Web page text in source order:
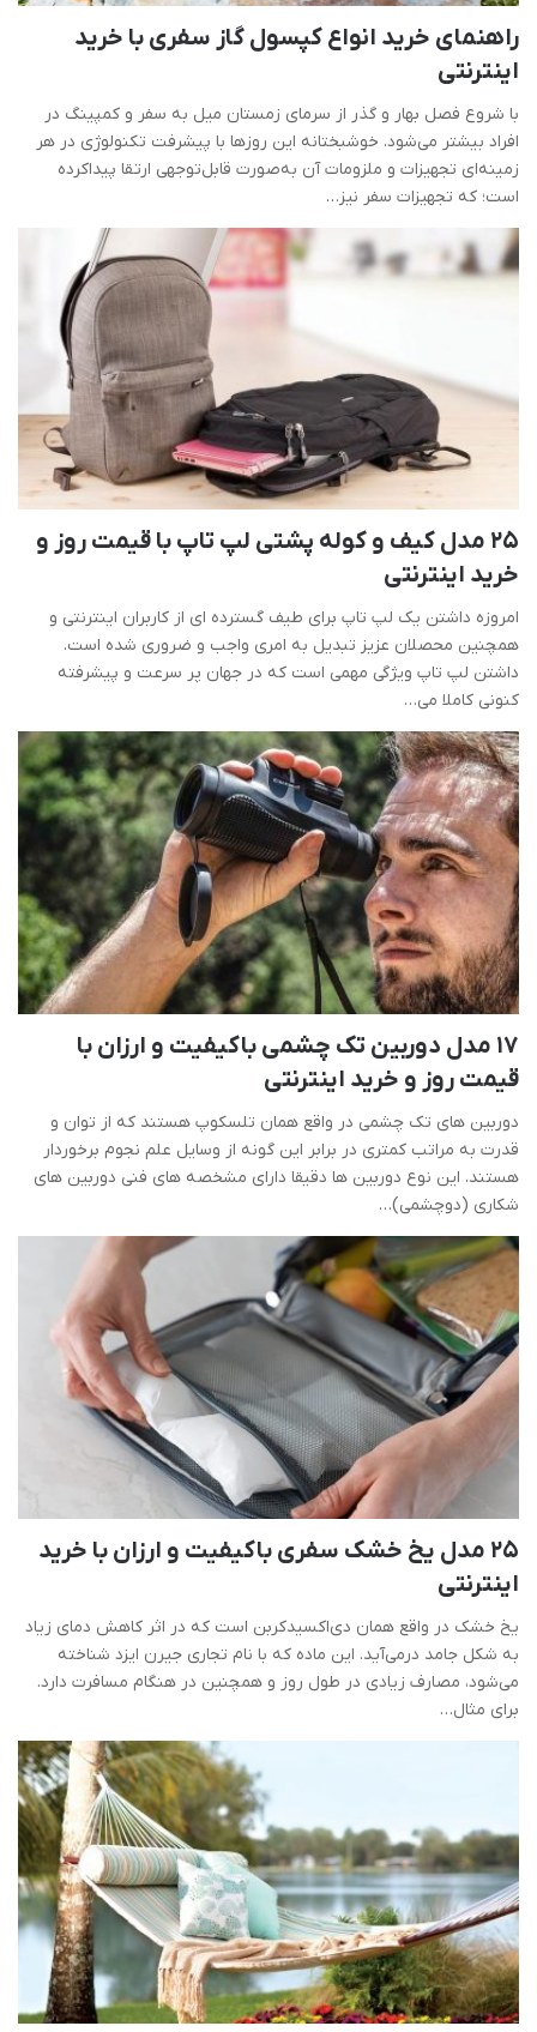
راهنمای خرید انواع کپسول گاز سفری با خرید
اینترنتی
با شروع فصل بهار و گذر از سرمای زمستان میل به سفر و کمپینگ در
افراد بیشتر می‌شود. خوشبختانه این روزها با پیشرفت تکنولوژی در هر
زمینه‌ای تجهیزات و ملزومات آن به‌صورت قابل‌توجهی ارتقا پیداکرده
است؛ که تجهیزات سفر نیز…
25 مدل کیف و کوله پشتی لپ تاپ با قیمت روز و
خرید اینترنتی
امروزه داشتن یک لپ تاپ برای طیف گسترده ای از کاربران اینترنتی و
همچنین محصلان عزیز تبدیل به امری واجب و ضروری شده است.
داشتن لپ تاپ ویژگی مهمی است که در جهان پر سرعت و پیشرفته
کنونی کاملا می…
17 مدل دوربین تک چشمی باکیفیت و ارزان با
قیمت روز و خرید اینترنتی
دوربین های تک چشمی در واقع همان تلسکوپ هستند که از توان و
قدرت به مراتب کمتری در برابر این گونه از وسایل علم نجوم برخوردار
هستند. این نوع دوربین ها دقیقا دارای مشخصه های فنی دوربین های
شکاری (دوچشمی)…
25 مدل یخ خشک سفری باکیفیت و ارزان با خرید
اینترنتی
یخ خشک در واقع همان دی‌اکسیدکربن است که در اثر کاهش دمای زیاد
به شکل جامد درمی‌آید. این ماده که با نام تجاری جیرن ایزد شناخته
می‌شود، مصارف زیادی در طول روز و همچنین در هنگام مسافرت دارد.
برای مثال…